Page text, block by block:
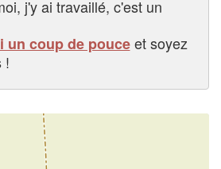
j'y ai travaillé, c'est un
un coup de pouceet soyez
!